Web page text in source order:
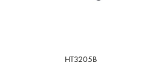
HT3205B